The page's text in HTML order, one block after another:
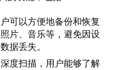
可以方便地备份和恢复
片、音乐等，避免因设
据丢失。
度扫描，用户能够了解